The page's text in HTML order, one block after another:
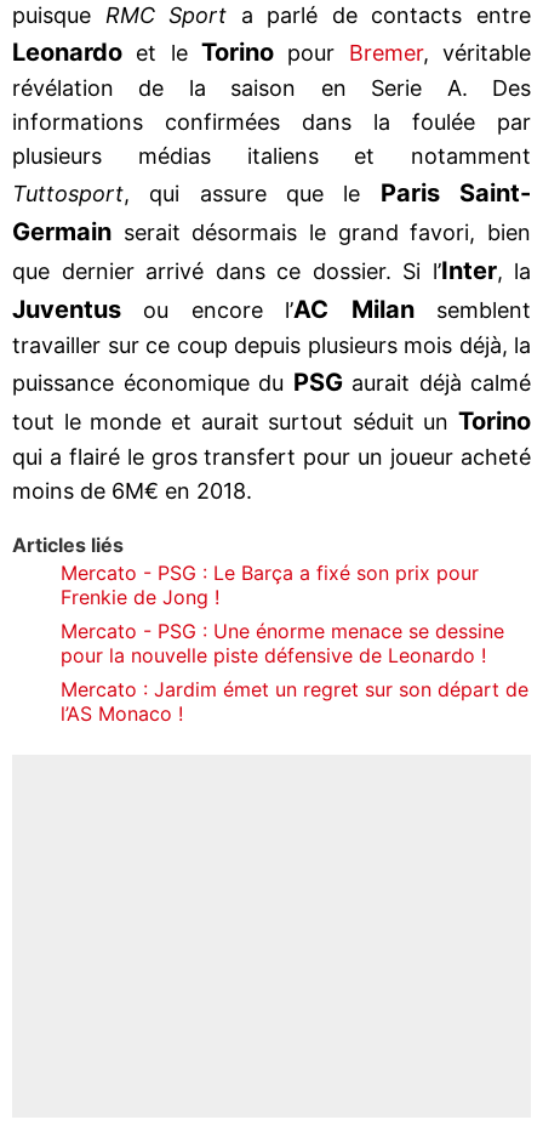
puisque RMC Sport a parlé de contacts entre
Leonardo et le Torino pour Bremer, véritable
révélation de la saison en Serie A. Des
informations confirmées dans la foulée par
plusieurs médias italiens et notamment
Tuttosport, qui assure que le Paris Saint-
Germain serait désormais le grand favori, bien
que dernier arrivé dans ce dossier. Si l’Inter, la
Juventus ou encore l’AC Milansemblent
travailler sur ce coup depuis plusieurs mois déjà, la
puissance économique du PSGaurait déjà calmé
tout le monde et aurait surtout séduit un Torino
qui a flairé le gros transfert pour un joueur acheté
moins de 6M€ en 2018.
Articles liés
Mercato - PSG : Le Barça a fixé son prix pour
Frenkie de Jong !
Mercato - PSG : Une énorme menace se dessine
pour la nouvelle piste défensive de Leonardo !
Mercato : Jardim émet un regret sur son départ de
l’AS Monaco !